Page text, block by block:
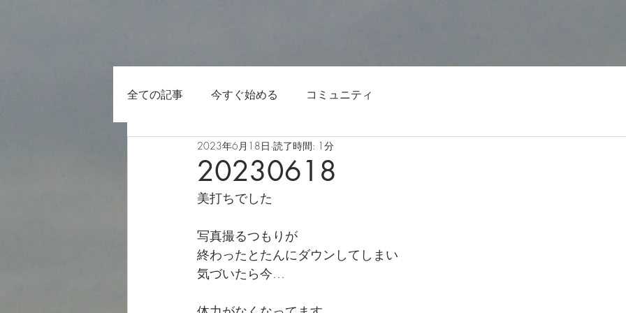
全ての記事 今すぐ始める コミュニティ
20230618
2023年6月18日 読了時間: 1分
美打ちでした
写真撮るつもりが
終わったとたんにダウンしてしまい
気づいたら今…